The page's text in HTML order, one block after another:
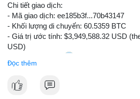
Chi tiết giao dịch:
- Mã giao dịch: ee185b3f...70b43147
- Khối lượng di chuyển: 60.5359 BTC
- Giá trị ước tính: $3,949,588.32 USD
USD)
Nhận định phân tích:
Khối lượng 60.5 BTC trị giá gần 4 triệu
Đọc thêm